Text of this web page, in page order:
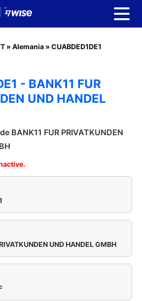
» Alemania » CUABDED1DE1
- BANK11 FUR
UND HANDEL
BANK11 FUR PRIVATKUNDEN
UND HANDEL GMBH